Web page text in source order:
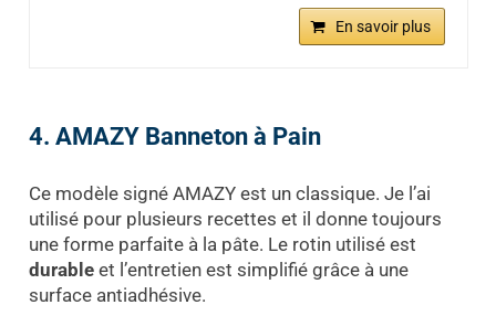
En savoir plus
4. AMAZY Banneton à Pain
Ce modèle signé AMAZY est un classique. Je l’ai
utilisé pour plusieurs recettes et il donne toujours
une forme parfaite à la pâte. Le rotin utilisé est
durableet l’entretien est simplifié grâce à une
surface antiadhésive.